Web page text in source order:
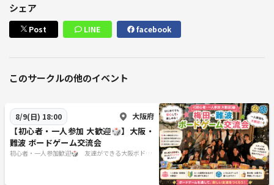
シェア
Post LINE facebook
このサークルの他のイベント
8/9(日) 18:00 大阪府
【初心者・一人参加 大歓迎🎲】大阪・
難波 ボードゲーム交流会
初心者・一人参加歓迎🎲 友達ができる大阪ボドゲ